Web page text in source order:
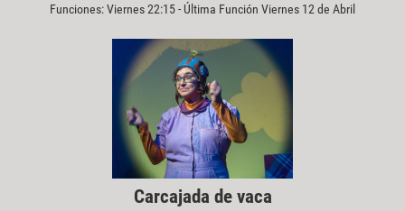
Funciones: Viernes 22:15 - Última Función Viernes 12 de Abril
Carcajada de vaca